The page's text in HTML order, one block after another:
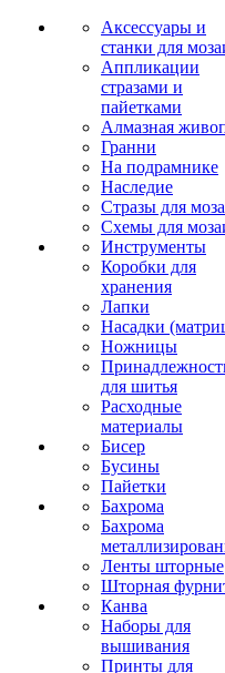
Аксессуары и
станки для
Аппликации
стразами и
пайетками
Алмазная
Гранни
На подрамнике
Наследие
Стразы для
Схемы для
Инструменты
Коробки для
хранения
Лапки
Насадки
Ножницы
для шитья
Расходные
материалы
Бисер
Бусины
Пайетки
Бахрома
Бахрома
Ленты шторные
Шторная
Канва
Наборы для
вышивания
Принты для